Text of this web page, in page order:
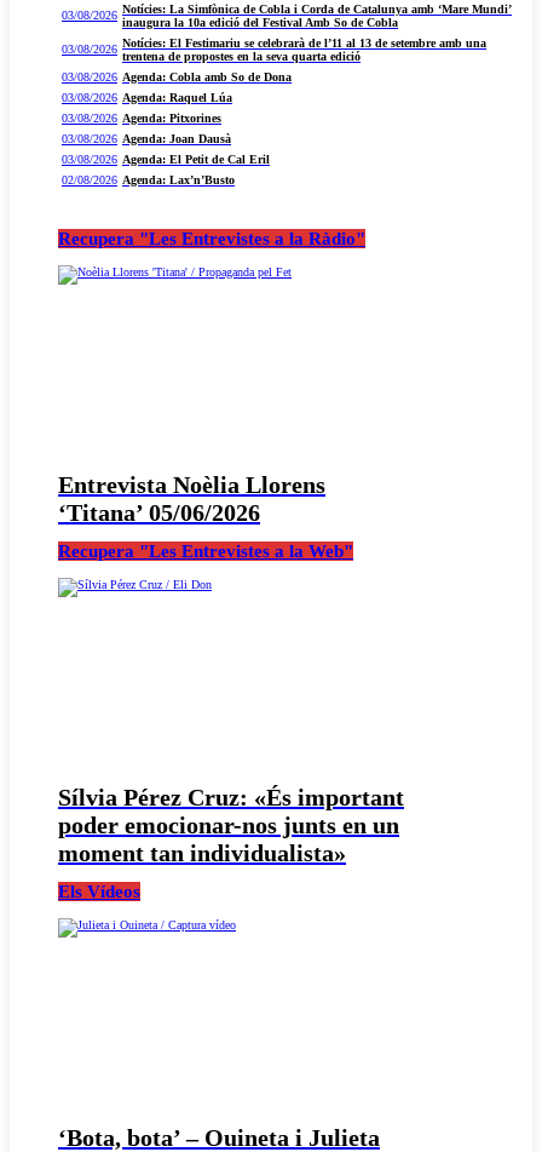
03/08/2026 Notícies: La Simfònica de Cobla i Corda de Catalunya amb ‘Mare Mundi’
inaugura la 10a edició del Festival Amb So de Cobla
03/08/2026 Notícies: El Festimariu se celebrarà de l’11 al 13 de setembre amb una
trentena de propostes en la seva quarta edició
03/08/2026 Agenda: Cobla amb So de Dona
03/08/2026 Agenda: Raquel Lúa
03/08/2026 Agenda: Pitxorines
03/08/2026 Agenda: Joan Dausà
03/08/2026 Agenda: El Petit de Cal Eril
02/08/2026 Agenda: Lax’n’Busto
Recupera "Les Entrevistes a la Ràdio"
Entrevista Noèlia Llorens
‘Titana’ 05/06/2026
Recupera "Les Entrevistes a la Web"
Sílvia Pérez Cruz: «És important
poder emocionar-nos junts en un
moment tan individualista»
Els Vídeos
‘Bota, bota’ – Ouineta i Julieta